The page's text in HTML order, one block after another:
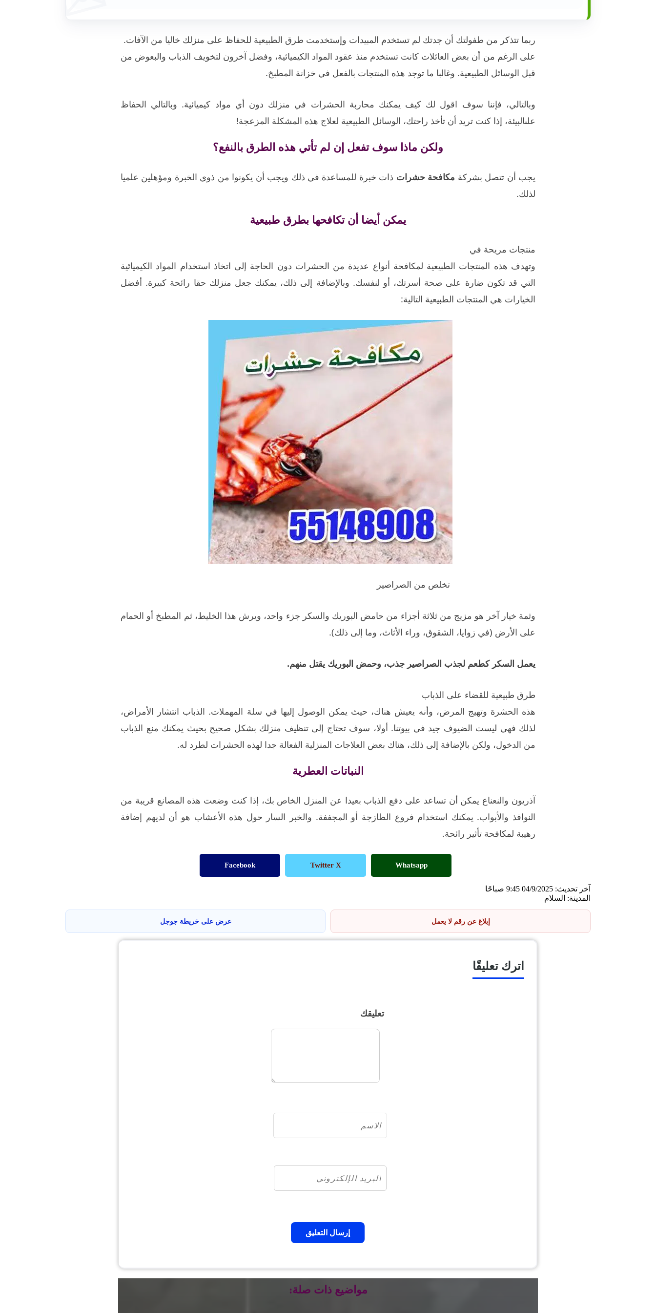
ربما تتذكر من طفولتك أن جدتك لم تستخدم المبيدات وإستخدمت طرق الطبيعية للحفاظ على منزلك خاليا من الآفات.
على الرغم من أن بعض العائلات كانت تستخدم منذ عقود المواد الكيميائية، وفضل آخرون لتخويف الذباب والبعوض من
قبل الوسائل الطبيعية. وغالبا ما توجد هذه المنتجات بالفعل في خزانة المطبخ.
وبالتالي، فإننا سوف اقول لك كيف يمكنك محاربة الحشرات في منزلك دون أي مواد كيميائية. وبالتالي الحفاظ
علىالبيئة، إذا كنت تريد أن تأخذ راحتك، الوسائل الطبيعية لعلاج هذه المشكلة المزعجة!
ولكن ماذا سوف تفعل إن لم تأتي هذه الطرق بالنفع؟
يجب أن تتصل بشركة مكافحة حشرات ذات خبرة للمساعدة في ذلك ويجب أن يكونوا من ذوي الخبرة ومؤهلين علميا
لذلك.
يمكن أيضا أن تكافحها بطرق طبيعية
منتجات مريحة في
وتهدف هذه المنتجات الطبيعية لمكافحة أنواع عديدة من الحشرات دون الحاجة إلى اتخاذ استخدام المواد الكيميائية
التي قد تكون ضارة على صحة أسرتك، أو لنفسك. وبالإضافة إلى ذلك، يمكنك جعل منزلك حقا رائحة كبيرة. أفضل
الخيارات هي المنتجات الطبيعية التالية:
تخلص من الصراصير
وثمة خيار آخر هو مزيج من ثلاثة أجزاء من حامض البوريك والسكر جزء واحد، ويرش هذا الخليط، ثم المطبخ أو الحمام
على الأرض (في زوايا، الشقوق، وراء الأثاث، وما إلى ذلك).
يعمل السكر كطعم لجذب الصراصير جذب، وحمض البوريك يقتل منهم.
طرق طبيعية للقضاء على الذباب
هذه الحشرة وتهيج المرض، وأنه يعيش هناك، حيث يمكن الوصول إليها في سلة المهملات. الذباب انتشار الأمراض،
لذلك فهي ليست الضيوف جيد في بيوتنا. أولا، سوف تحتاج إلى تنظيف منزلك بشكل صحيح بحيث يمكنك منع الذباب
من الدخول، ولكن بالإضافة إلى ذلك، هناك بعض العلاجات المنزلية الفعالة جدا لهذه الحشرات لطرد له.
النباتات العطرية
آذريون والنعناع يمكن أن تساعد على دفع الذباب بعيدا عن المنزل الخاص بك، إذا كنت وضعت هذه المصانع قريبة من
النوافذ والأبواب. يمكنك استخدام فروع الطازجة أو المجففة. والخبر السار حول هذه الأعشاب هو أن لديهم إضافة
رهيبة لمكافحة تأثير رائحة.
Whatsapp
Twitter X
Facebook
آخر تحديث: 04/9/2025 9:45 صباحًا
المدينة: السلام
إبلاغ عن رقم لا يعمل عرض على خريطة جوجل
اترك تعليقًا
تعليقك
مواضيع ذات صلة: